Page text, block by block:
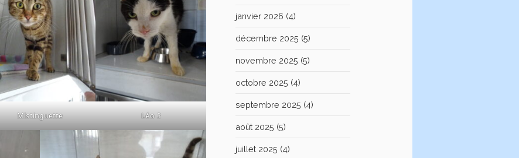
Mistinguette Léo 3
janvier 2026 (4)
décembre 2025 (5)
novembre 2025 (5)
octobre 2025 (4)
septembre 2025 (4)
août 2025 (5)
juillet 2025 (4)